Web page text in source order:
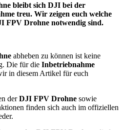
bleibt sich DJI bei der
treu. Wir zeigen euch welche
FPV Drohne notwendig sind.
abheben zu können ist keine
Die für die Inbetriebnahme
in diesem Artikel für euch
derDJI FPV Drohne sowie
finden sich auch im offiziellen